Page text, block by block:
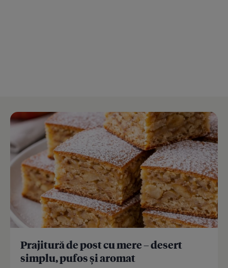
Prajitură de post cu mere – desert
simplu, pufos și aromat